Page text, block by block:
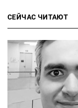
СЕЙЧАС ЧИТАЮТ